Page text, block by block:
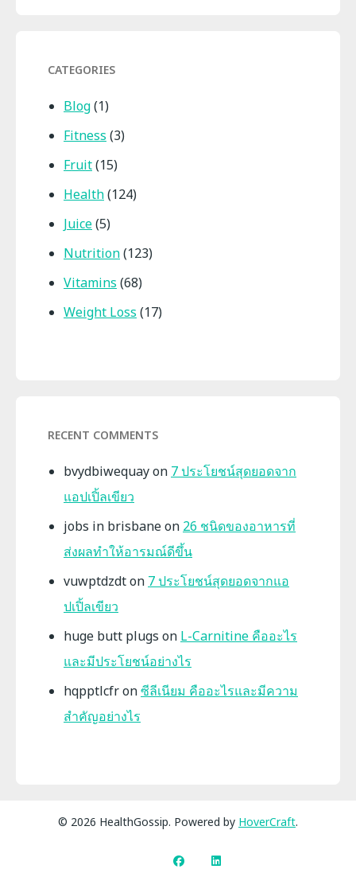
CATEGORIES
Blog(1)
Fitness (3)
Fruit(15)
Health(124)
Juice(5)
Nutrition(123)
Vitamins (68)
Weight Loss (17)
RECENT COMMENTS
bvydbiwequayon 7 ประโยชน์สุดยอดจาก
แอปเปิ้ลเขียว
jobs in brisbaneon 26 ชนิดของอาหารที่
ส่งผลทำให้อารมณ์ดีขึ้น
vuwptdzdton 7 ประโยชน์สุดยอดจากแอ
ปเปิ้ลเขียว
huge butt plugs on L-Carnitine คืออะไร
และมีประโยชน์อย่างไร
hqpptlcfronซีลีเนียม คืออะไรและมีความ
สำคัญอย่างไร
© 2026 HealthGossip. Powered by HoverCraft.